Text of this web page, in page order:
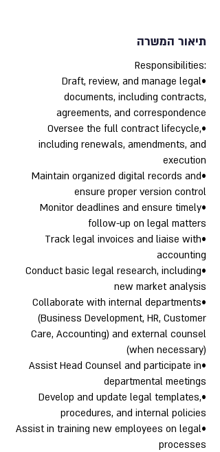
תיאור המשרה
:Responsibilities
•Draft, review, and manage legal
documents, including contracts,
agreements, and correspondence
•Oversee the full contract lifecycle,
including renewals, amendments, and
execution
•Maintain organized digital records and
ensure proper version control
•Monitor deadlines and ensure timely
follow-up on legal matters
•Track legal invoices and liaise with
accounting
•Conduct basic legal research, including
new market analysis
•Collaborate with internal departments
(Business Development, HR, Customer
Care, Accounting) and external counsel
(when necessary)
•Assist Head Counsel and participate in
departmental meetings
•Develop and update legal templates,
procedures, and internal policies
•Assist in training new employees on legal
processes